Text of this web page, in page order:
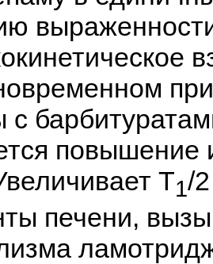
с
повышение
T1/
печени,